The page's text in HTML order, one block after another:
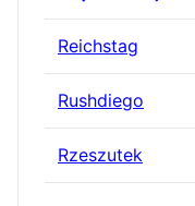
Reichstag
Rushdiego
Rzeszutek